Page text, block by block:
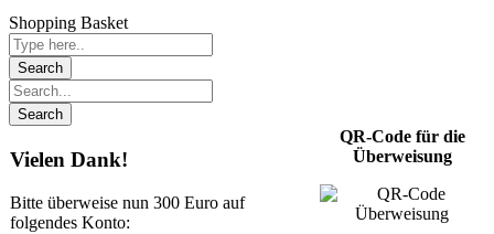
Shopping Basket
Vielen Dank!
Bitte überweise nun 300 Euro auf
folgendes Konto:
QR-Code für die
Überweisung